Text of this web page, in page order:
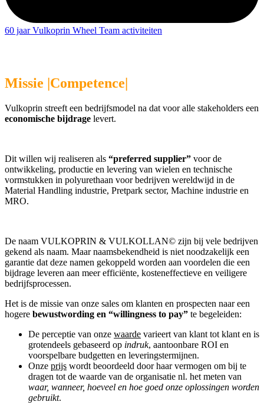
60 jaar Vulkoprin Wheel Team activiteiten
Missie |Competence|
Vulkoprin streeft een bedrijfsmodel na dat voor alle stakeholders een
economische bijdrage levert.
Dit willen wij realiseren als “preferred supplier” voor de
ontwikkeling, productie en levering van wielen en technische
vormstukken in polyurethaan voor bedrijven wereldwijd in de
Material Handling industrie, Pretpark sector, Machine industrie en
MRO.
De naam VULKOPRIN & VULKOLLAN© zijn bij vele bedrijven
gekend als naam. Maar naamsbekendheid is niet noodzakelijk een
garantie dat deze namen gekoppeld worden aan voordelen die een
bijdrage leveren aan meer efficiënte, kosteneffectieve en veiligere
bedrijfsprocessen.
Het is de missie van onze sales om klanten en prospecten naar een
hogere bewustwording en “willingness to pay” te begeleiden:
De perceptie van onze waarde varieert van klant tot klant en is
grotendeels gebaseerd op indruk, aantoonbare ROI en
voorspelbare budgetten en leveringstermijnen.
Onze prijs wordt beoordeeld door haar vermogen om bij te
dragen tot de waarde van de organisatie nl. het meten van
waar, wanneer, hoeveel en hoe goed onze oplossingen worden
gebruikt.